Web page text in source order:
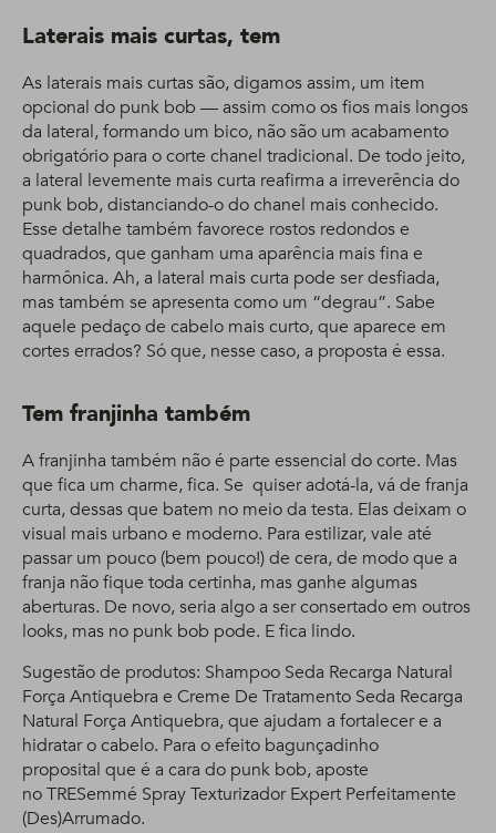
Laterais mais curtas, tem
As laterais mais curtas são, digamos assim, um item
opcional do punk bob — assim como os fios mais longos
da lateral, formando um bico, não são um acabamento
obrigatório para o corte chanel tradicional. De todo jeito,
a lateral levemente mais curta reafirma a irreverência do
punk bob, distanciando-o do chanel mais conhecido.
Esse detalhe também favorece rostos redondos e
quadrados, que ganham uma aparência mais fina e
harmônica. Ah, a lateral mais curta pode ser desfiada,
mas também se apresenta como um “degrau”. Sabe
aquele pedaço de cabelo mais curto, que aparece em
cortes errados? Só que, nesse caso, a proposta é essa.
Tem franjinha também
A franjinha também não é parte essencial do corte. Mas
que fica um charme, fica. Se quiser adotá-la, vá de franja
curta, dessas que batem no meio da testa. Elas deixam o
visual mais urbano e moderno. Para estilizar, vale até
passar um pouco (bem pouco!) de cera, de modo que a
franja não fique toda certinha, mas ganhe algumas
aberturas. De novo, seria algo a ser consertado em outros
looks, mas no punk bob pode. E fica lindo.
Sugestão de produtos: Shampoo Seda Recarga Natural
Força Antiquebra e Creme De Tratamento Seda Recarga
Natural Força Antiquebra, que ajudam a fortalecer e a
hidratar o cabelo. Para o efeito bagunçadinho
proposital que é a cara do punk bob, aposte
no TRESemmé Spray Texturizador Expert Perfeitamente
(Des)Arrumado.